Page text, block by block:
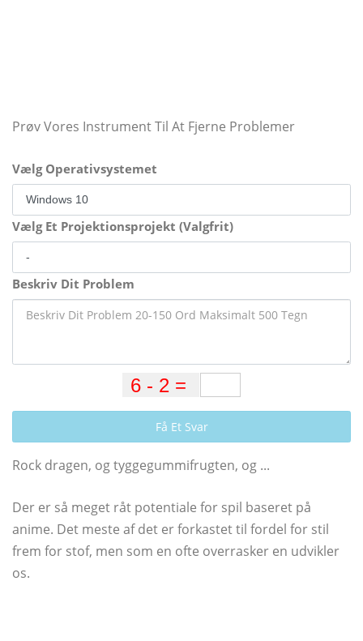
Prøv Vores Instrument Til At Fjerne Problemer
Vælg Operativsystemet
Vælg Et Projektionsprojekt (Valgfrit)
Beskriv Dit Problem
Få Et Svar
Rock dragen, og tyggegummifrugten, og ...
Der er så meget råt potentiale for spil baseret på
anime. Det meste af det er forkastet til fordel for stil
frem for stof, men som en ofte overrasker en udvikler
os.